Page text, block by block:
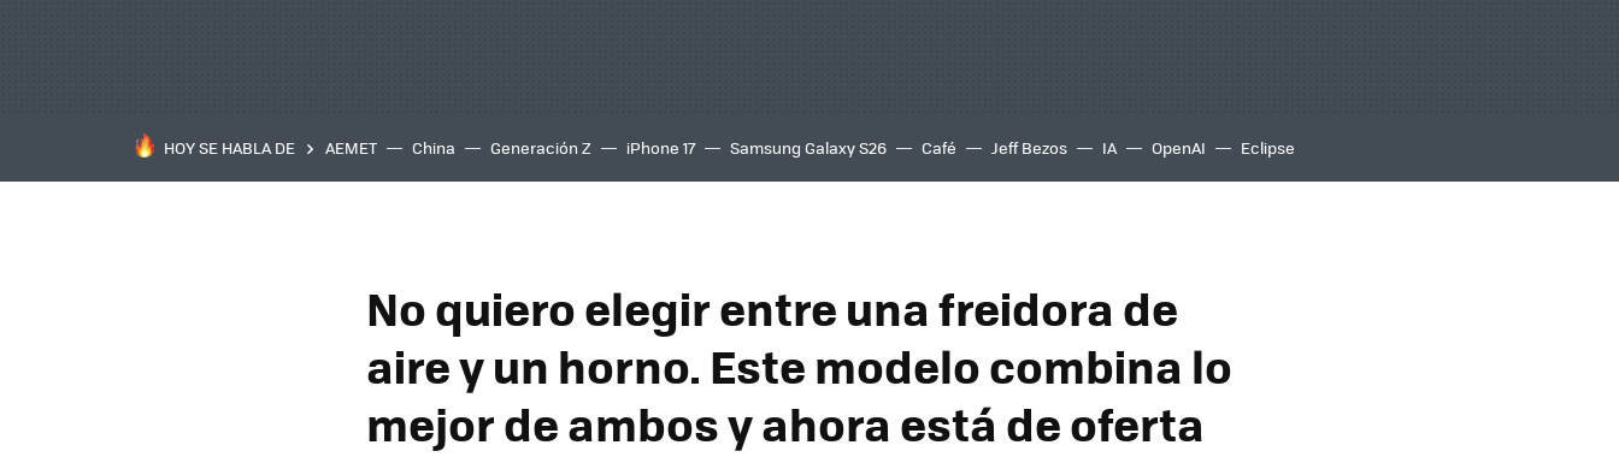
HOY SE HABLA DE AEMET China Generación Z iPhone 17 Samsung Galaxy S26 Café Jeff Bezos IA OpenAI Eclipse
No quiero elegir entre una freidora de
aire y un horno. Este modelo combina lo
mejor de ambos y ahora está de oferta